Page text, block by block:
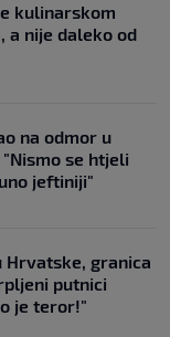
kulinarskom
a nije daleko od
na odmor u
se htjeli
jeftiniji"
Hrvatske, granica
putnici
je teror!"